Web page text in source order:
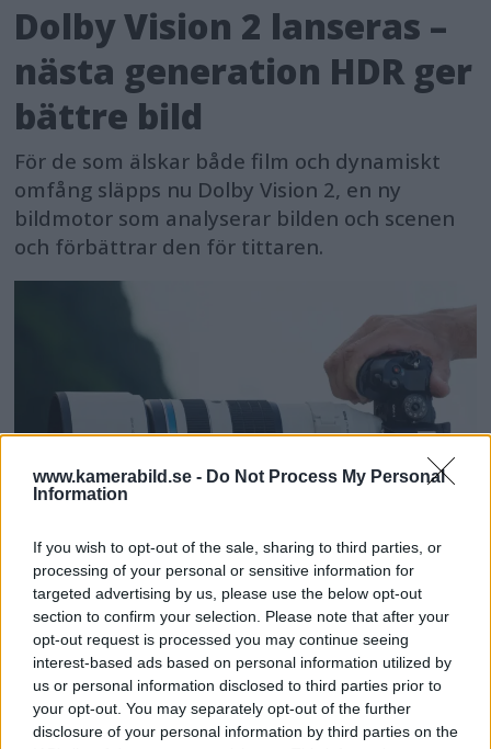
www.kamerabild.se - Do Not Process My Personal
Information
If you wish to opt-out of the sale, sharing to third parties, or
processing of your personal or sensitive information for
targeted advertising by us, please use the below opt-out
section to confirm your selection. Please note that after your
opt-out request is processed you may continue seeing
interest-based ads based on personal information utilized by
us or personal information disclosed to third parties prior to
your opt-out. You may separately opt-out of the further
disclosure of your personal information by third parties on the
Dolby Vision 2 lanseras –
nästa generation HDR ger
bättre bild
För de som älskar både film och dynamiskt
omfång släpps nu Dolby Vision 2, en ny
bildmotor som analyserar bilden och scenen
och förbättrar den för tittaren.
OM System lanserar
gratislån av kameror &
objektiv i Sverige